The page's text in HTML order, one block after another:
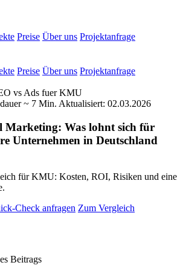
Preise Über uns Projektanfrage
Preise Über uns Projektanfrage
vs Ads fuer KMU
~ 7 Min. Aktualisiert: 02.03.2026
Marketing: Was lohnt sich für
Unternehmen in Deutschland
für KMU: Kosten, ROI, Risiken und eine
Check anfragen Zum Vergleich
Beitrags